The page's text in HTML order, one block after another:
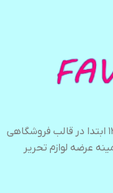
فروشگاه اینترنتی فیواستور در سال ۱۳۹۸ ابتدا در قالب فروشگاهی
عرضه لوازم تحریر